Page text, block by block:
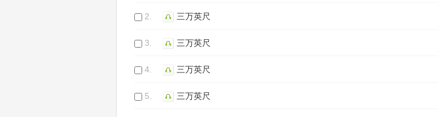
2. 三万英尺
3. 三万英尺
4. 三万英尺
5. 三万英尺